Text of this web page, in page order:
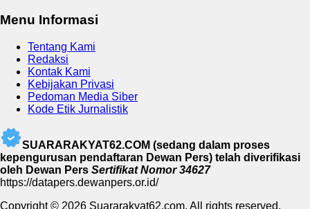
Menu Informasi
Tentang Kami
Redaksi
Kontak Kami
Kebijakan Privasi
Pedoman Media Siber
Kode Etik Jurnalistik
SUARARAKYAT62.COM (sedang dalam proses
kepengurusan pendaftaran Dewan Pers) telah diverifikasi
oleh Dewan Pers Sertifikat Nomor 34627
https://datapers.dewanpers.or.id/
Copyright © 2026 Suararakyat62.com. All rights reserved.